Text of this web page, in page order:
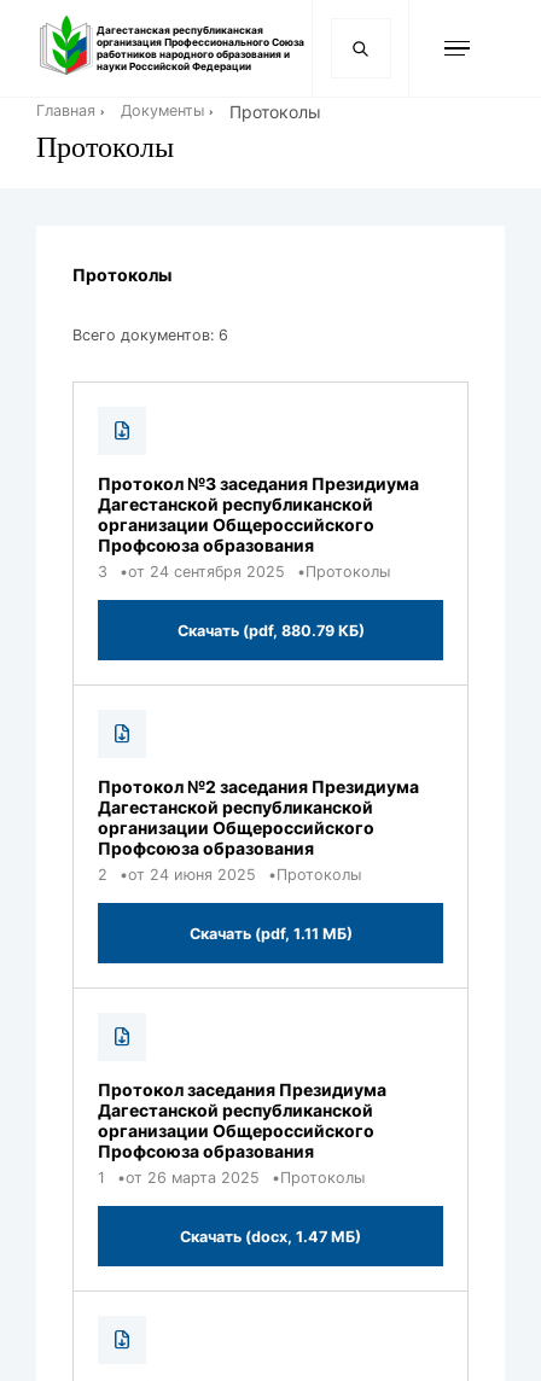
Перейти
основному
Дагестанская республиканская
организация Профессионального Союза
работников народного образования и
науки Российской Федерации
Строка
навигации
Главная Документы Протоколы
Протоколы
Протоколы
Всего документов: 6
Протокол №3 заседания Президиума
Дагестанской республиканской
организации Общероссийского
Профсоюза образования
3 от 24 сентября 2025 Протоколы
Скачать (pdf, 880.79 КБ)
Протокол №2 заседания Президиума
Дагестанской республиканской
организации Общероссийского
Профсоюза образования
2 от 24 июня 2025 Протоколы
Скачать (pdf, 1.11 МБ)
Протокол заседания Президиума
Дагестанской республиканской
организации Общероссийского
Профсоюза образования
1 от 26 марта 2025 Протоколы
Скачать (docx, 1.47 МБ)